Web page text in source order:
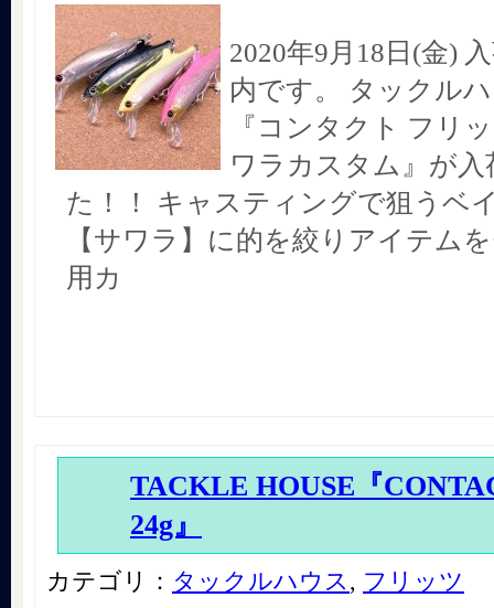
2020年9月18日(金)
内です。 タックル
『コンタクト フリ
ワラカスタム』が入
た！！ キャスティングで狙うベ
【サワラ】に的を絞りアイテム
用カ
TACKLE HOUSE『
24g』
カテゴリ： タックルハウス , フリッツ